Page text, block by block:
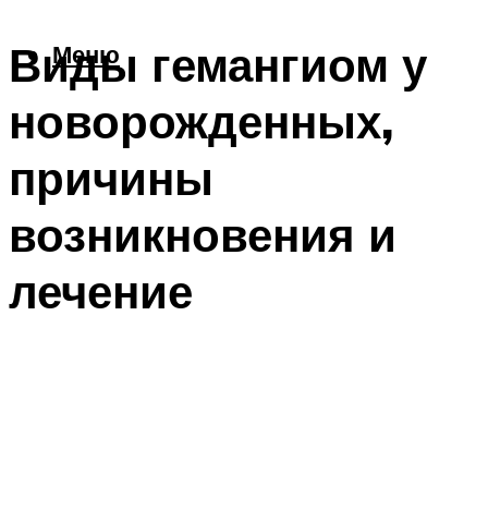
Меню
Виды гемангиом у
новорожденных,
причины
возникновения и
лечение